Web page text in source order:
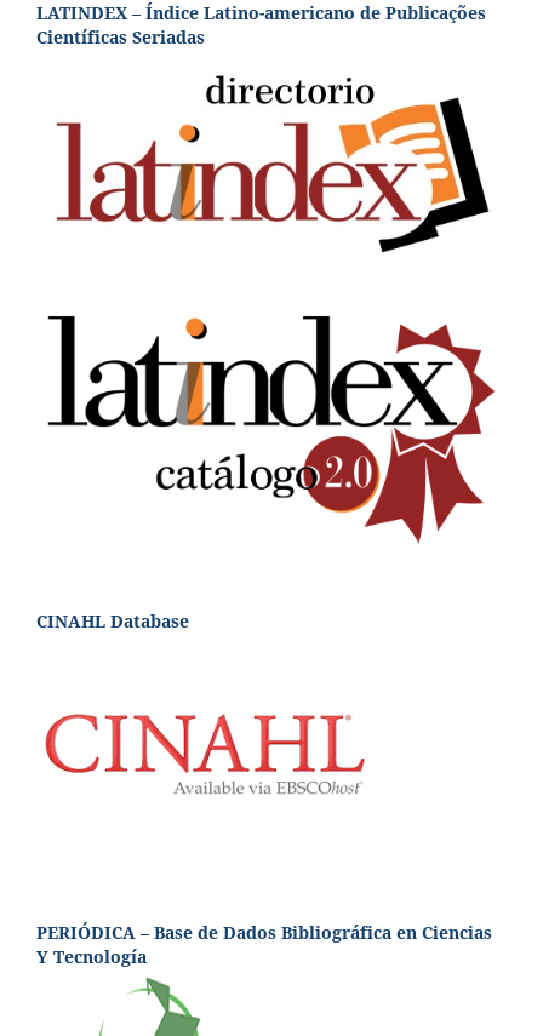
LATINDEX – Índice Latino-americano de Publicações
Científicas Seriadas
CINAHL Database
PERIÓDICA – Base de Dados Bibliográfica en Ciencias
Y Tecnología